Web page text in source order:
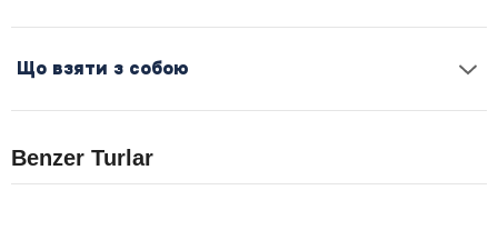
Що взяти з собою
Benzer Turlar